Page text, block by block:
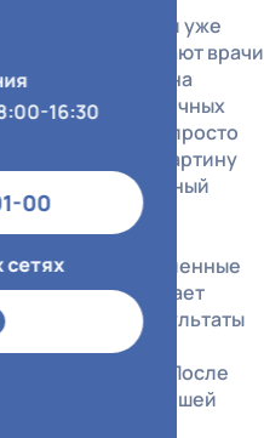
16:30
00
сетях
или уже
Здесь работают
на
опухолей различных
- не просто
собрать полную картину
индивидуальный
все предоставленные
назначает
результаты
исследований. После
о дальнейшей